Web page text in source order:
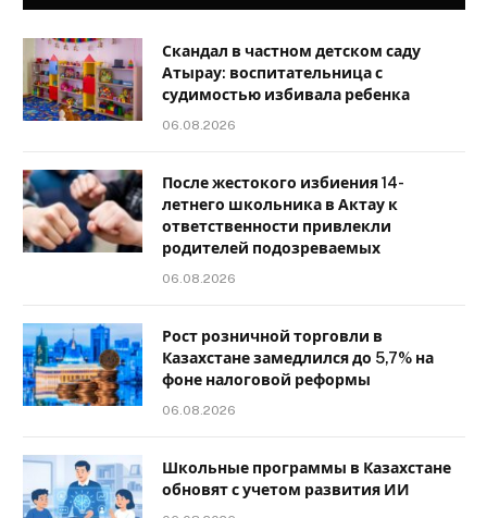
Скандал в частном детском саду
Атырау: воспитательница с
судимостью избивала ребенка
06.08.2026
После жестокого избиения 14-
летнего школьника в Актау к
ответственности привлекли
родителей подозреваемых
06.08.2026
Рост розничной торговли в
Казахстане замедлился до 5,7% на
фоне налоговой реформы
06.08.2026
Школьные программы в Казахстане
обновят с учетом развития ИИ